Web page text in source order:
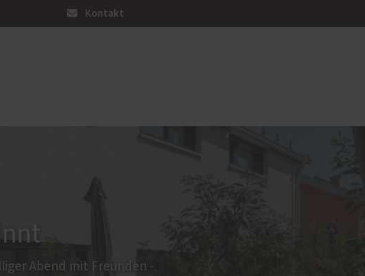
Kontakt
PaX Balkon- & Terrassentüren
Abend mit Freunden -